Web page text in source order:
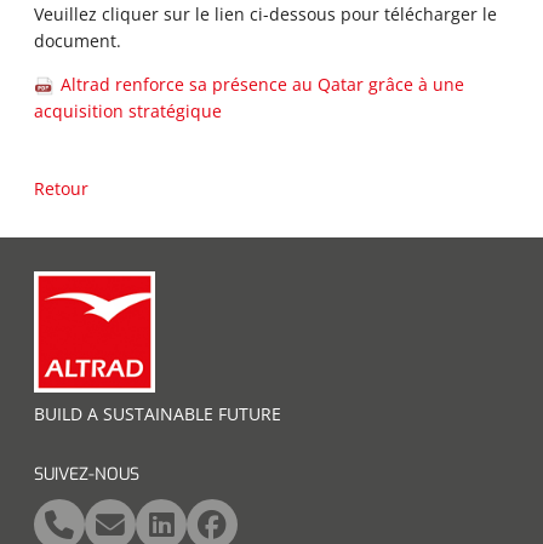
Veuillez cliquer sur le lien ci-dessous pour télécharger le
document.
Altrad renforce sa présence au Qatar grâce à une
acquisition stratégique
Retour
BUILD A SUSTAINABLE FUTURE
SUIVEZ-NOUS